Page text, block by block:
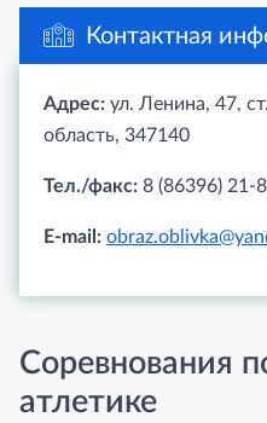
Контактная
Адрес: ул. Ленина, 47,
область, 347140
Тел./факс: 8 (86396) 21-
E-mail:
Соревнования
атлетике